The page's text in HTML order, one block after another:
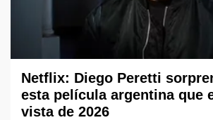
Netflix: Diego Peretti
esta película argentina que
vista de 2026